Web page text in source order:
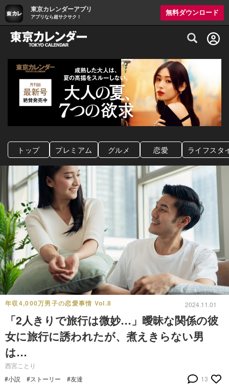
東京カレンダーアプリ
アプリなら超サクサク！
無料ダウンロード
グルメ情報・プレミアムレストラン予約
トップ プレミアム グルメ 恋愛 ライフスタ
年収4,000万男子の恋愛事情 Vol.8 2024.11.01
「2人きりで旅行は微妙…」曖昧な関係の彼
女に旅行に誘われたが、煮えきらない男
は…
西宮ことり
#小説
#ストーリー #友達 13